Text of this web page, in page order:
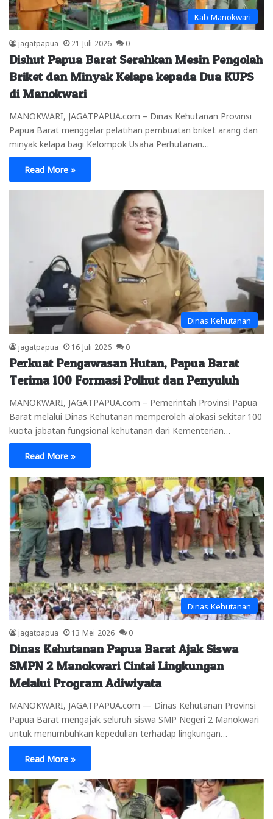
Kab Manokwari
jagatpapua 21 Juli 2026 0
Dishut Papua Barat Serahkan Mesin Pengolah
Briket dan Minyak Kelapa kepada Dua KUPS
di Manokwari
MANOKWARI, JAGATPAPUA.com – Dinas Kehutanan Provinsi
Papua Barat menggelar pelatihan pembuatan briket arang dan
minyak kelapa bagi Kelompok Usaha Perhutanan…
Read More »
Dinas Kehutanan
jagatpapua 16 Juli 2026 0
Perkuat Pengawasan Hutan, Papua Barat
Terima 100 Formasi Polhut dan Penyuluh
MANOKWARI, JAGATPAPUA.com – Pemerintah Provinsi Papua
Barat melalui Dinas Kehutanan memperoleh alokasi sekitar 100
kuota jabatan fungsional kehutanan dari Kementerian…
Read More »
Dinas Kehutanan
jagatpapua 13 Mei 2026 0
Dinas Kehutanan Papua Barat Ajak Siswa
SMPN 2 Manokwari Cintai Lingkungan
Melalui Program Adiwiyata
MANOKWARI, JAGATPAPUA.com — Dinas Kehutanan Provinsi
Papua Barat mengajak seluruh siswa SMP Negeri 2 Manokwari
untuk menumbuhkan kepedulian terhadap lingkungan…
Read More »